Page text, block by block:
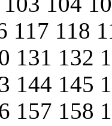
117 118
131 132
144 145
157 158